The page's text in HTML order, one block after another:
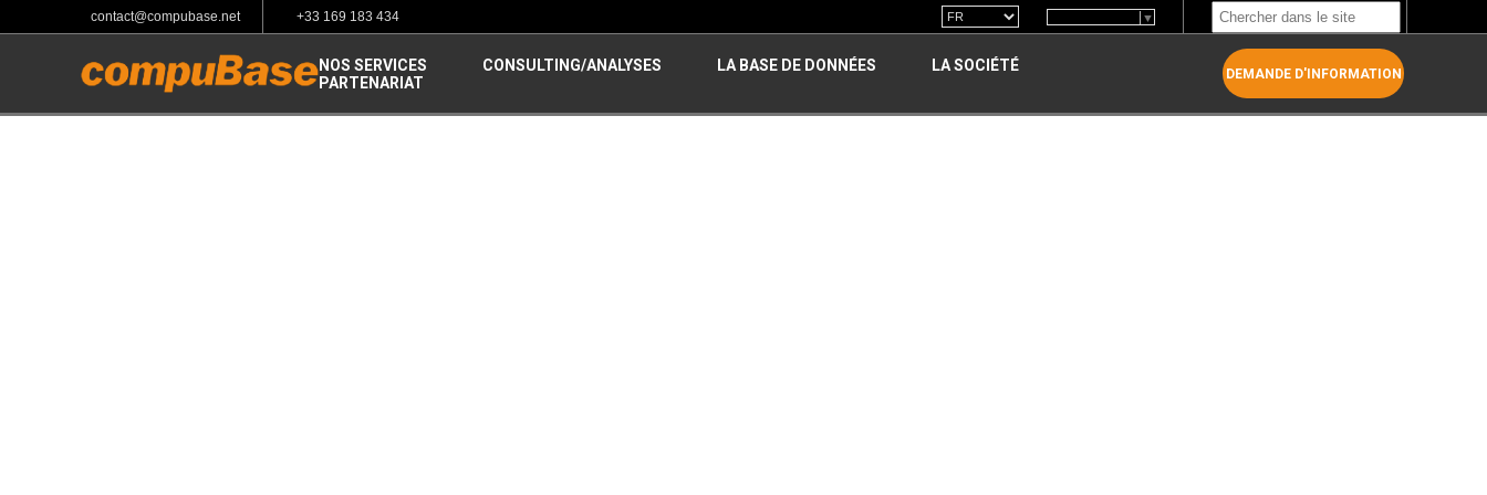
contact@compubase.net +33 169 183 434 ▼
NOS SERVICES CONSULTING/ANALYSES LA BASE DE DONNÉES
LA SOCIÉTÉ
PARTENARIAT
DEMANDE D'INFORMATION